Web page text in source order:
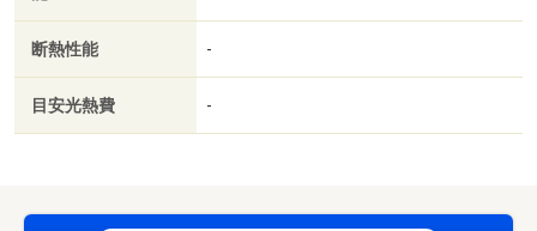
断熱性能 -
目安光熱費 -